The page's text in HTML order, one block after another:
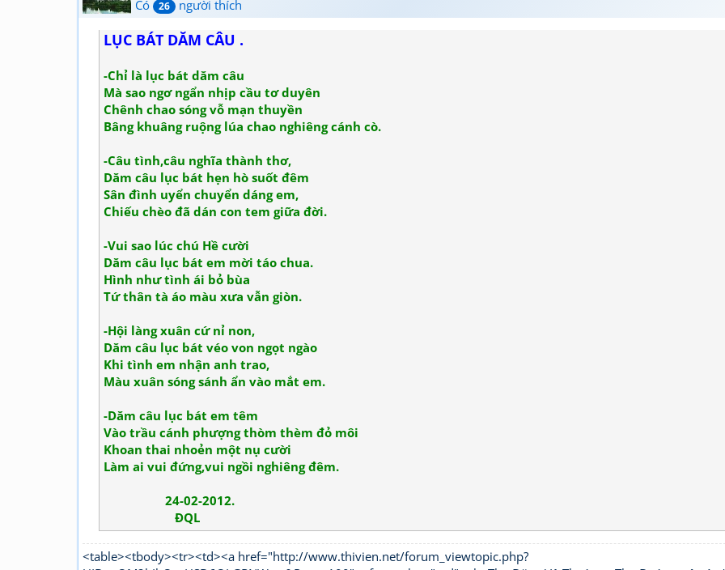
Có
26 người thích
LỤC BÁT DĂM CÂU .
-Chỉ là lục bát dăm câu
Mà sao ngơ ngẩn nhịp cầu tơ duyên
Chênh chao sóng vỗ mạn thuyền
Bâng khuâng ruộng lúa chao nghiêng cánh cò.
-Câu tình,câu nghĩa thành thơ,
Dăm câu lục bát hẹn hò suốt đêm
Sân đình uyển chuyển dáng em,
Chiếu chèo đã dán con tem giữa đời.
-Vui sao lúc chú Hề cười
Dăm câu lục bát em mời táo chua.
Hình như tình ái bỏ bùa
Tứ thân tà áo màu xưa vẫn giòn.
-Hội làng xuân cứ nỉ non,
Dăm câu lục bát véo von ngọt ngào
Khi tình em nhận anh trao,
Màu xuân sóng sánh ẩn vào mắt em.
-Dăm câu lục bát em têm
Vào trầu cánh phượng thòm thèm đỏ môi
Khoan thai nhoẻn một nụ cười
Làm ai vui đứng,vui ngồi nghiêng đêm.
24-02-2012.
ĐQL
<table><tbody><tr><td><a href="http://www.thivien.net/forum_viewtopic.php?